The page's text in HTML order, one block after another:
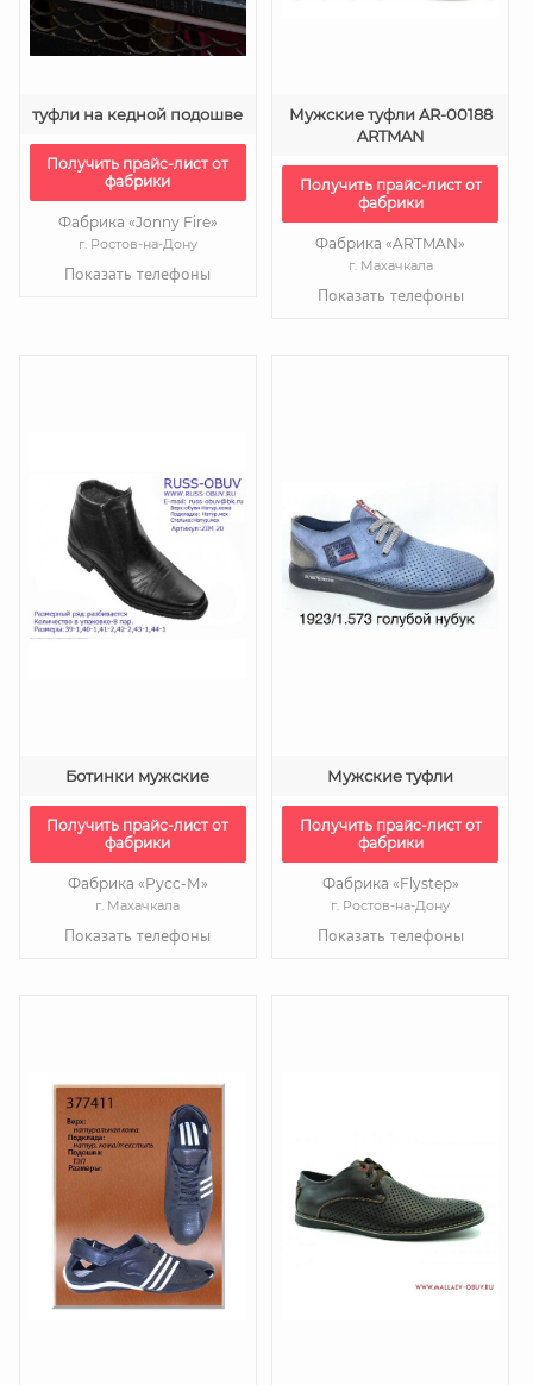
туфли на кедной подошве
Получить прайс-лист от
фабрики
Фабрика «Jonny Fire»
г. Ростов-на-Дону
Показать телефоны
Мужские туфли AR-00188
ARTMAN
Получить прайс-лист от
фабрики
Фабрика «ARTMAN»
г. Махачкала
Показать телефоны
Ботинки мужские
Получить прайс-лист от
фабрики
Фабрика «Русс-М»
г. Махачкала
Показать телефоны
Мужские туфли
Получить прайс-лист от
фабрики
Фабрика «Flystep»
г. Ростов-на-Дону
Показать телефоны